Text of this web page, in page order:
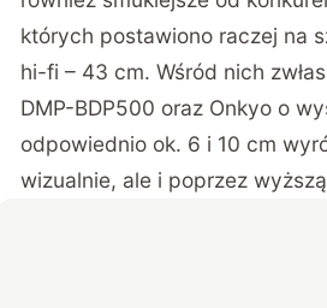
których postawiono raczej na
hi-fi – 43 cm. Wśród nich
DMP-BDP500 oraz Onkyo o
odpowiednio ok. 6 i 10 cm
wizualnie, ale i poprzez